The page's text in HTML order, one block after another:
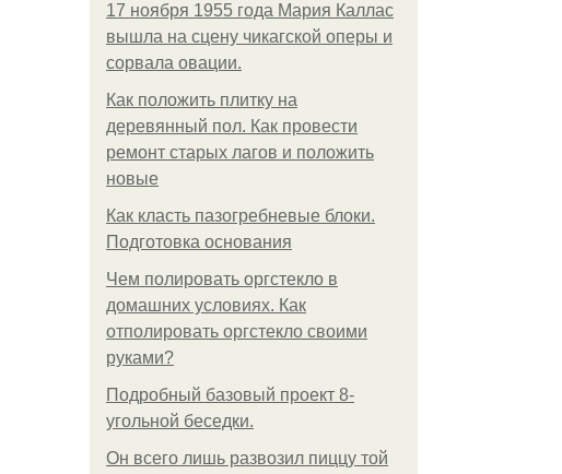
17 ноября 1955 года Мария Каллас
вышла на сцену чикагской оперы и
сорвала овации.
Как положить плитку на
деревянный пол. Как провести
ремонт старых лагов и положить
новые
Как класть пазогребневые блоки.
Подготовка основания
Чем полировать оргстекло в
домашних условиях. Как
отполировать оргстекло своими
руками?
Подробный базовый проект 8-
угольной беседки.
Он всего лишь развозил пиццу той